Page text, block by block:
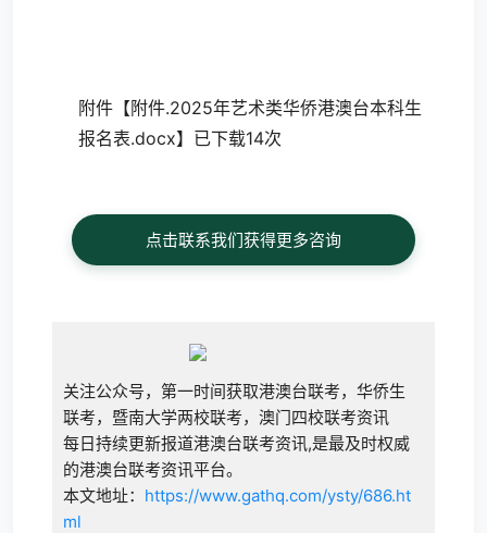
附件【附件.2025年艺术类华侨港澳台本科生
报名表.docx】已下载14次
点击联系我们获得更多咨询
关注公众号，第一时间获取港澳台联考，华侨生
联考，暨南大学两校联考，澳门四校联考资讯
每日持续更新报道港澳台联考资讯,是最及时权威
的港澳台联考资讯平台。
本文地址： https://www.gathq.com/ysty/686.ht
ml